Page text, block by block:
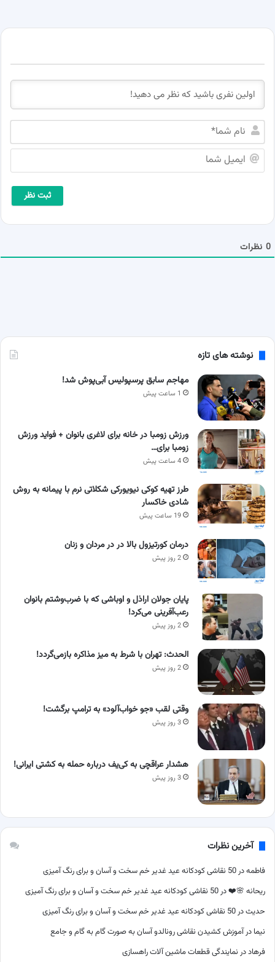
م
م
م
0 نظرات
نوشته های تازه
مهاجم سابق پرسپولیس آبی‌پوش شد!
1 ساعت پیش
ورزش زومبا در خانه برای لاغری بانوان + فواید ورزش
زومبا برای…
4 ساعت پیش
طرز تهیه کوکی نیویورکی شکلاتی نرم با پیمانه به روش
شادی خاکسار
19 ساعت پیش
درمان کورتیزول بالا در در مردان و زنان
2 روز پیش
پایان جولان اراذل و اوباشی که با ضرب‌وشتم بانوان
رعب‌آفرینی می‌کرد!
2 روز پیش
الحدث: تهران با شرط به میز مذاکره بازمی‌گردد!
2 روز پیش
وقتی لقب «جو خواب‌آلود» به ترامپ برگشت!
3 روز پیش
هشدار عراقچی به کی‌یف درباره حمله به کشتی ایرانی!
3 روز پیش
آخرین نظرات
فاطمهدر 50 نقاشی کودکانه عید غدیر خم سخت و آسان و برای رنگ آمیزی
ریحانه 🌸❤️در 50 نقاشی کودکانه عید غدیر خم سخت و آسان و برای رنگ آمیزی
حدیثدر 50 نقاشی کودکانه عید غدیر خم سخت و آسان و برای رنگ آمیزی
نیما درآموزش کشیدن نقاشی رونالدو آسان به صورت گام به گام و جامع
فرهاددر نمایندگی قطعات ماشین آلات راهسازی